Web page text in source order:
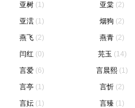
亚树 (1) 亚棠 (2)
亚澐 (1) 烟狗 (2)
燕飞 (2) 燕青 (2)
闫红 (0) 芫玉 (14)
言爱 (6) 言晨熙 (1)
言亭 (1) 言忻 (2)
言妘 (1) 言臻 (1)